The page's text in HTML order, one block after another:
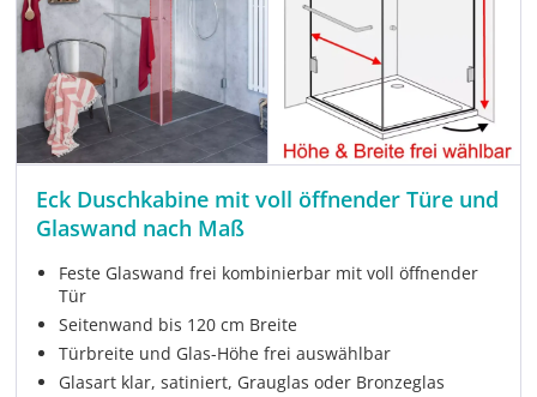
Eck Duschkabine mit voll öffnender Türe und
Glaswand nach Maß
Feste Glaswand frei kombinierbar mit voll öffnender
Tür
Seitenwand bis 120 cm Breite
Türbreite und Glas-Höhe frei auswählbar
Glasart klar, satiniert, Grauglas oder Bronzeglas